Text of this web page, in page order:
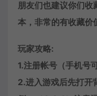
朋友们也建议你们收
本，非常的有收藏价
玩家攻略:
1.注册帐号（手机号
2.进入游戏后先打开